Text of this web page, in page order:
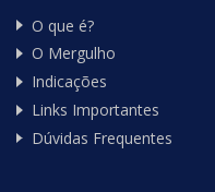
O que é?
O Mergulho
Indicações
Links Importantes
Dúvidas Frequentes